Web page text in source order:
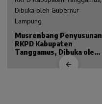
Musrenbang Penyusunan
RKPD Kabupaten
Tanggamus, Dibuka oleh
Gubernur Lampung